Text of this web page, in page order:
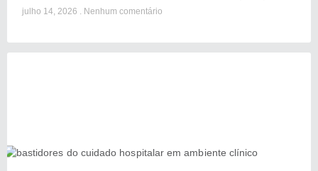
julho 14, 2026 Nenhum comentário